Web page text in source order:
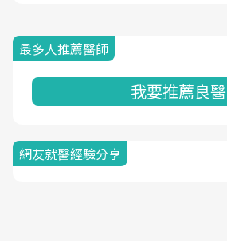
最多人推薦醫師
我要推薦良醫
網友就醫經驗分享